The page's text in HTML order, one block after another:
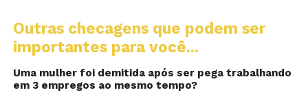
Outras checagens que podem ser
importantes para você...
Uma mulher foi demitida após ser pega trabalhando
em 3 empregos ao mesmo tempo?